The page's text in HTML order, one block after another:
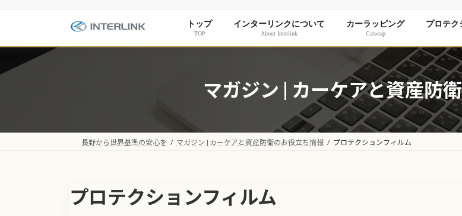
ン
へ
プ
ー
ョ
動
トップ
TOP
インターリンクについて
About Interlink
カーラッピング
Carwrap
プロテク
マガジン | カーケアと資産防
長野から世界基準の安心を マガジン | カーケアと資産防衛のお役立ち情報 プロテクションフィルム
プロテクションフィルム